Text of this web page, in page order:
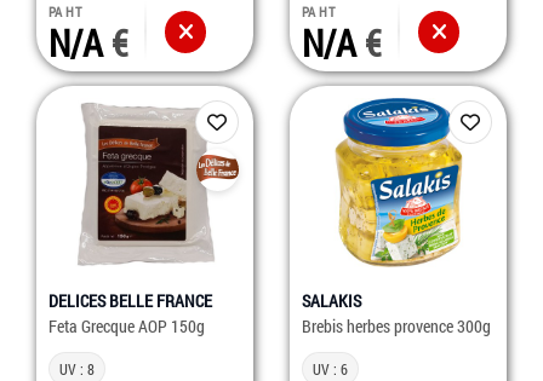
PA HT
N/A
PA HT
N/A
DELICES BELLE FRANCE
Feta Grecque AOP 150g
UV : 8
SALAKIS
Brebis herbes provence 300g
UV : 6